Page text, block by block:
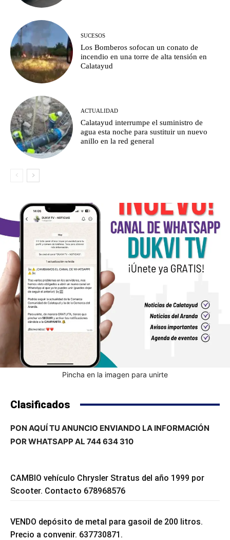
SUCESOS
Los Bomberos sofocan un conato de
incendio en una torre de alta tensión en
Calatayud
ACTUALIDAD
Calatayud interrumpe el suministro de
agua esta noche para sustituir un nuevo
anillo en la red general
Pincha en la imagen para unirte
Clasificados
PON AQUÍ TU ANUNCIO ENVIANDO LA INFORMACIÓN
POR WHATSAPP AL 744 634 310
CAMBIO vehículo Chrysler Stratus del año 1999 por
Scooter. Contacto 678968576
VENDO depósito de metal para gasoil de 200 litros.
Precio a convenir. 637730871.